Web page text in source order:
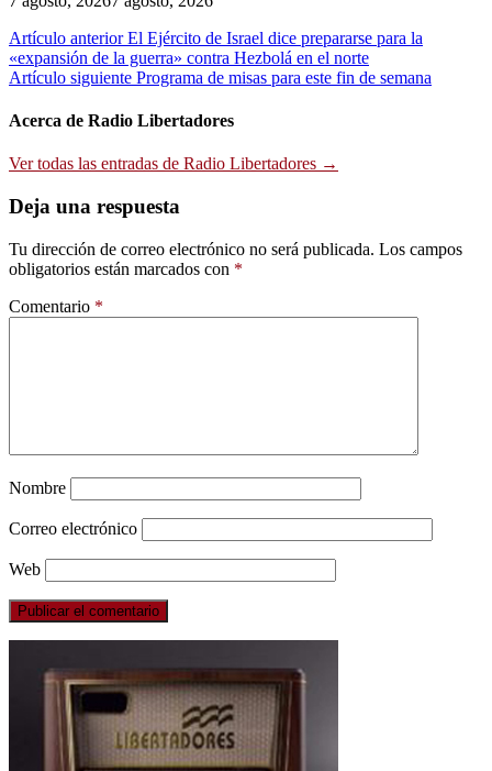
Navegación
de
Artículo anterior El Ejército de Israel dice prepararse para la
«expansión de la guerra» contra Hezbolá en el norte
Artículo siguiente Programa de misas para este fin de semana
Acerca de Radio Libertadores
Ver todas las entradas de Radio Libertadores →
Deja una respuesta
Tu dirección de correo electrónico no será publicada. Los campos
obligatorios están marcados con *
Comentario *
Nombre
Correo electrónico
Web